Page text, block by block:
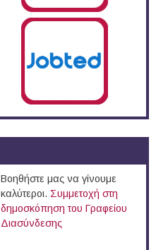
Βοηθήστε μας να γίνουμε
καλύτεροι. Συμμετοχή στη
δημοσκόπηση του Γραφείου
Διασύνδεσης